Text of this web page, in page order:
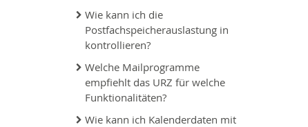
Wie kann ich die
Postfachspeicherauslastung in
kontrollieren?
Welche Mailprogramme
empfiehlt das URZ für welche
Funktionalitäten?
Wie kann ich Kalenderdaten mit